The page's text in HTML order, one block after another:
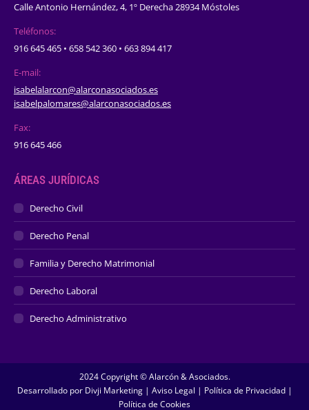
Calle Antonio Hernández, 4, 1º Derecha 28934 Móstoles
Teléfonos:
916 645 465 • 658 542 360 • 663 894 417
E-mail:
isabelalarcon@alarconasociados.es
isabelpalomares@alarconasociados.es
Fax:
916 645 466
ÁREAS JURÍDICAS
Derecho Civil
Derecho Penal
Familia y Derecho Matrimonial
Derecho Laboral
Derecho Administrativo
2024 Copyright © Alarcón & Asociados.
Desarrollado por Divji Marketing| Aviso Legal | Política de Privacidad|
Política de Cookies